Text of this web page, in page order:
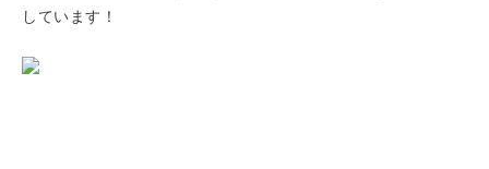
しています！